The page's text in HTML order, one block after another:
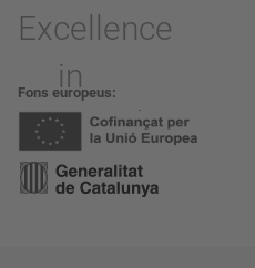
Fons europeus